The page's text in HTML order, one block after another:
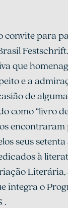
convite para
que
e a
de
como “livro
seus
à
integra o
.